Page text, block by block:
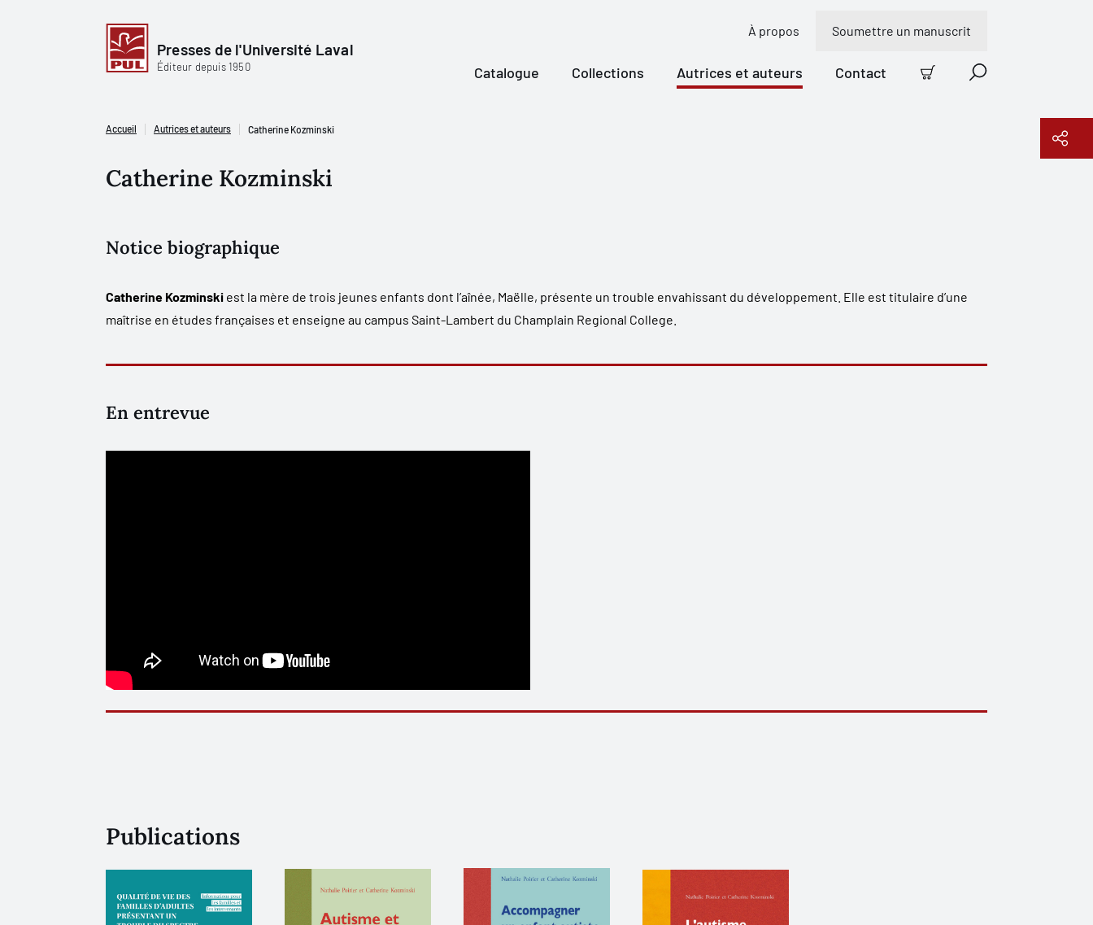
Presses de l'Université Laval
Éditeur depuis 1950
À propos Soumettre un manuscrit
Catalogue Collections Autrices et auteurs Contact
Panier Recherche
Accueil Autrices et auteurs Catherine Kozminski
Catherine Kozminski
Notice biographique
Catherine Kozminski est la mère de trois jeunes enfants dont l’aînée, Maëlle, présente un trouble envahissant du développement. Elle est titulaire d’une
maîtrise en études françaises et enseigne au campus Saint-Lambert du Champlain Regional College.
En entrevue
Publications